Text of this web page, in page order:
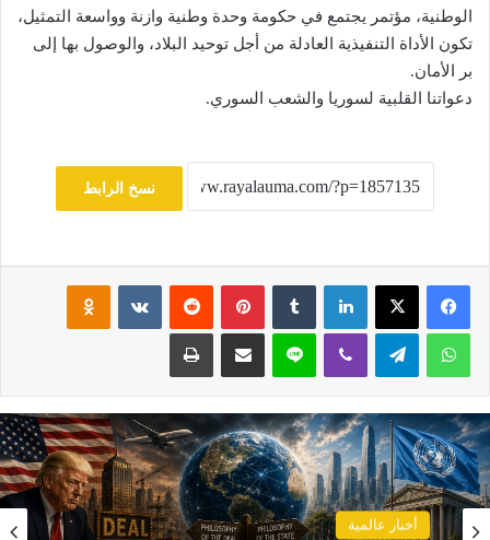
الوطنية، مؤتمر يجتمع في حكومة وحدة وطنية وازنة وواسعة التمثيل،
تكون الأداة التنفيذية العادلة من أجل توحيد البلاد، والوصول بها إلى
بر الأمان.
دعواتنا القلبية لسوريا والشعب السوري.
نسخ الرابط
فيسبوك ‫X لينكدإن بينتيريست
واتساب تيلقرام لاين
أخبار عالمية